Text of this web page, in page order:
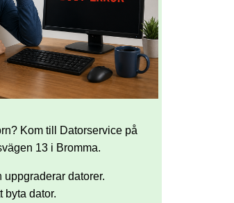
Kom till Datorservice på
13 i Bromma.
uppgraderar datorer.
byta dator.